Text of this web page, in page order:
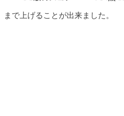
まで上げることが出来ました。